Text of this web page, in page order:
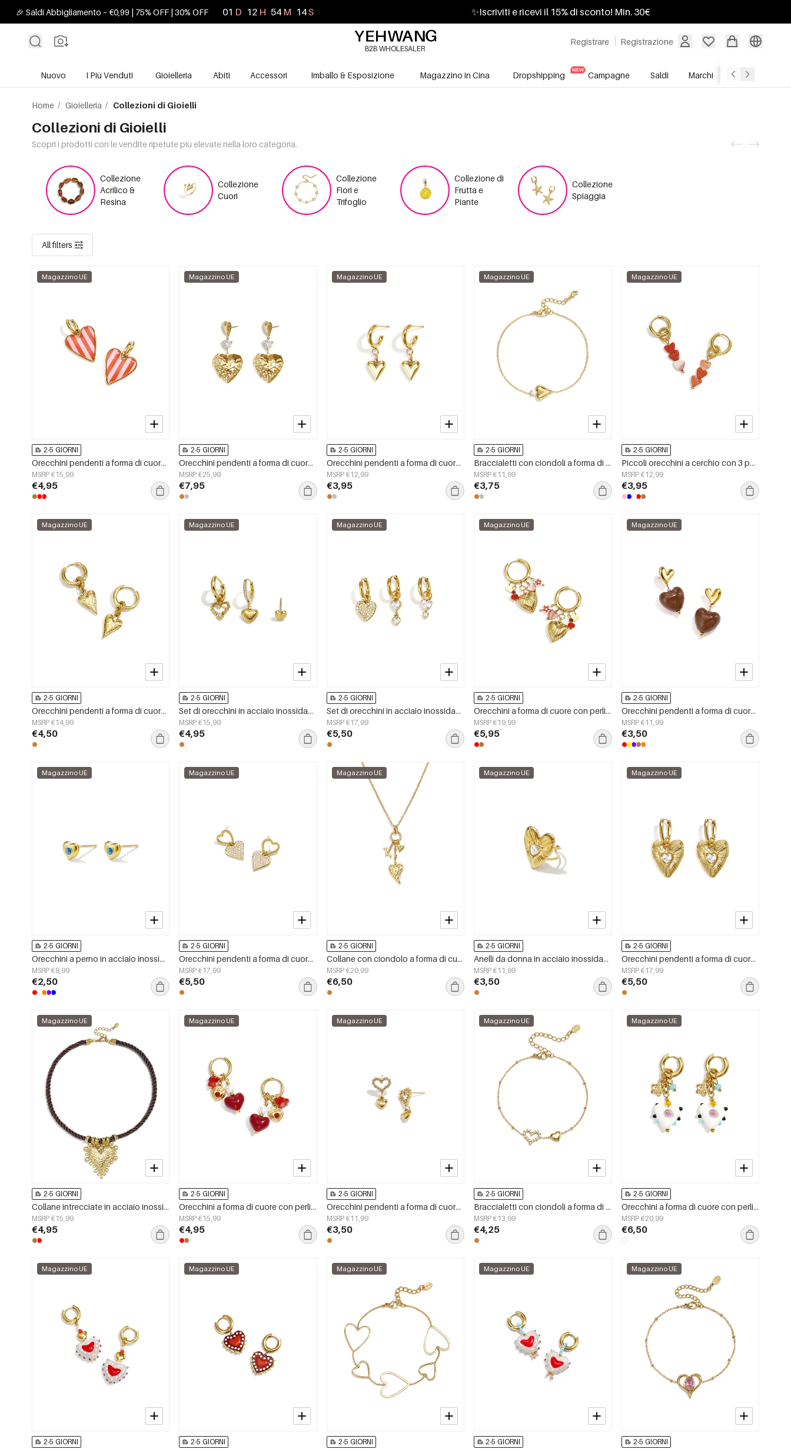
🎉 Saldi Abbigliamento – €0,99 | 75% OFF | 30% OFF 01 D 12 H 54 M 13S ✨Iscriviti e ricevi il 15% di sconto! Min. 30€
Registrare Registrazione
B2B WHOLESALER
Nuovo I Più Venduti Gioielleria Abiti Accessori Imballo & Esposizione Magazzino in Cina Dropshipping Campagne Saldi Marchi Servizio
Home / Gioielleria / Collezioni di Gioielli
Collezioni di Gioielli
Scopri i prodotti con le vendite ripetute più elevate nella loro categoria.
Collezione
Acrilico &
Resina
Collezione
Cuori
Collezione
Fiori e
Trifoglio
Collezione di
Frutta e
Piante
Collezione
Spiaggia
All filters
Magazzino UE
2-5 GIORNI
Orecchini pendenti a forma di cuore in acciaio inossidabile, serie Simple Daily Simple, gioielli da donna
MSRP €15,99
€4,95
Magazzino UE
2-5 GIORNI
Orecchini pendenti a forma di cuore in acciaio inossidabile, serie Daily Simple, gioielli da donna
MSRP €25,99
€7,95
Magazzino UE
2-5 GIORNI
Orecchini pendenti a forma di cuore in acciaio inossidabile, serie Simple Daily Simple, gioielli da donna
MSRP €12,99
€3,95
Magazzino UE
2-5 GIORNI
Braccialetti con ciondoli a forma di cuore in acciaio inossidabile, serie Simple Daily Simple, gioielli da donna
MSRP €11,99
€3,75
Magazzino UE
2-5 GIORNI
Piccoli orecchini a cerchio con 3 perline a forma di cuore
MSRP €12,99
€3,95
Magazzino UE
2-5 GIORNI
Orecchini pendenti a forma di cuore in acciaio inossidabile, serie Simple Daily Simple, gioielli da donna
MSRP €14,99
€4,50
Magazzino UE
2-5 GIORNI
Set di orecchini in acciaio inossidabile a forma di cuore, semplici, della serie Daily Simple, gioielli da donna.
MSRP €15,99
€4,95
Magazzino UE
2-5 GIORNI
Set di orecchini in acciaio inossidabile a forma di cuore, serie Simple, gioielli da donna.
MSRP €17,99
€5,50
Magazzino UE
2-5 GIORNI
Orecchini a forma di cuore con perline in acciaio inossidabile, casual, quotidiani, romantici, della serie da donna.
MSRP €19,99
€5,95
Magazzino UE
2-5 GIORNI
Orecchini pendenti a forma di cuore in acciaio inossidabile, casual, quotidiani, romantici, della serie da donna.
MSRP €11,99
€3,50
Magazzino UE
2-5 GIORNI
Orecchini a perno in acciaio inossidabile a forma di cuore, semplici, della serie Daily Simple, gioielli da donna.
MSRP €8,99
€2,50
Magazzino UE
2-5 GIORNI
Orecchini pendenti a forma di cuore in acciaio inossidabile, serie Simple Daily Simple, gioielli da donna
MSRP €17,99
€5,50
Magazzino UE
2-5 GIORNI
Collane con ciondolo a forma di cuore in acciaio inossidabile, serie Casual Daily Simple, gioielli da donna
MSRP €20,99
€6,50
Magazzino UE
2-5 GIORNI
Anelli da donna in acciaio inossidabile placcato oro 14 carati, modello a cuore, semplici, per tutti i giorni.
MSRP €11,99
€3,50
Magazzino UE
2-5 GIORNI
Orecchini pendenti a forma di cuore in acciaio inossidabile placcato oro 14 carati, serie Simple Daily Simple, gioielli da donna
MSRP €17,99
€5,50
Magazzino UE
2-5 GIORNI
Collane intrecciate in acciaio inossidabile con cuore, serie Simple Daily Simple, gioielli da donna
MSRP €15,99
€4,95
Magazzino UE
2-5 GIORNI
Orecchini a forma di cuore con perline in acciaio inossidabile, gioielli casual da donna per tutti i giorni.
MSRP €15,99
€4,95
Magazzino UE
2-5 GIORNI
Orecchini pendenti a forma di cuore in acciaio inossidabile, serie Simple Daily Simple, gioielli da donna
MSRP €11,99
€3,50
Magazzino UE
2-5 GIORNI
Braccialetti con ciondoli a forma di cuore in acciaio inossidabile placcato oro 14 carati, serie Simple Daily Simple, gioielli da donna
MSRP €13,99
€4,25
Magazzino UE
2-5 GIORNI
Orecchini a forma di cuore con perline in acciaio inossidabile, casual, quotidiani, romantici, della serie da donna.
MSRP €20,99
€6,50
Magazzino UE
2-5 GIORNI
Magazzino UE
2-5 GIORNI
Magazzino UE
2-5 GIORNI
Magazzino UE
2-5 GIORNI
Magazzino UE
2-5 GIORNI